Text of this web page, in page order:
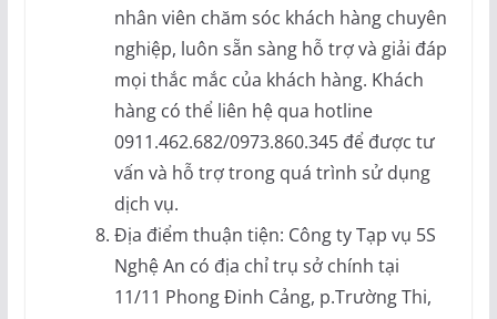
nhân viên chăm sóc khách hàng chuyên
nghiệp, luôn sẵn sàng hỗ trợ và giải đáp
mọi thắc mắc của khách hàng. Khách
hàng có thể liên hệ qua hotline
0911.462.682/0973.860.345 để được tư
vấn và hỗ trợ trong quá trình sử dụng
dịch vụ.
Địa điểm thuận tiện: Công ty Tạp vụ 5S
Nghệ An có địa chỉ trụ sở chính tại
11/11 Phong Đinh Cảng, p.Trường Thi,